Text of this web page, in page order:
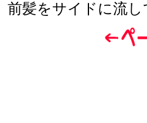
前髪をサイドに流し